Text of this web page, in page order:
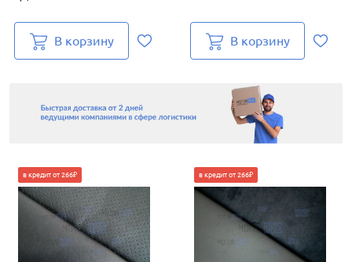
В корзину В корзину
в кредит от 266₽ в кредит от 266₽